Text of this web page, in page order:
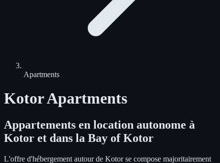
Apartments
Kotor Apartments
Appartements en location autonome à
Kotor et dans la Bay of Kotor
L'offre d'hébergement autour de Kotor se compose majoritairement